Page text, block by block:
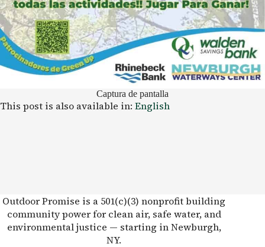
Captura de pantalla
This post is also available in: English
Outdoor Promise is a 501(c)(3) nonprofit building
community power for clean air, safe water, and
environmental justice — starting in Newburgh,
NY.